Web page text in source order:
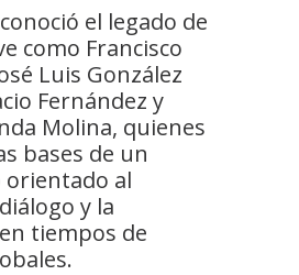
el legado de
como Francisco
Luis González
Fernández y
Molina, quienes
bases de un
al
y la
tiempos de